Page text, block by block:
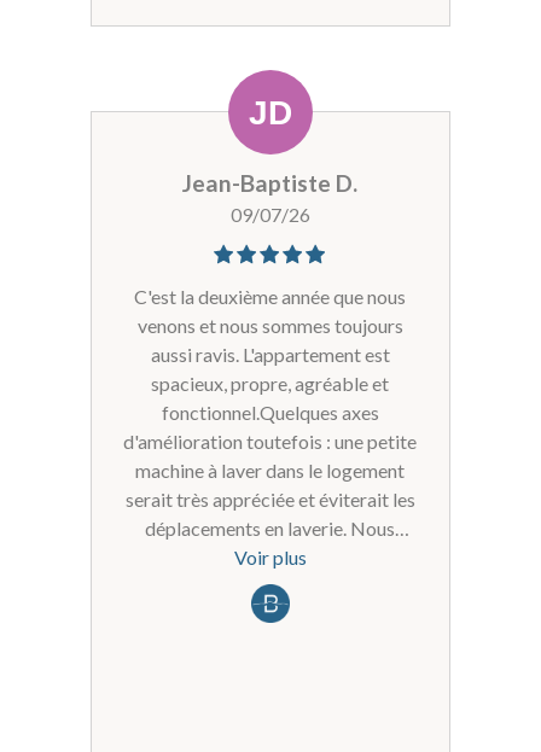
Jean-Baptiste D.
09/07/26
C'est la deuxième année que nous
venons et nous sommes toujours
aussi ravis. L'appartement est
spacieux, propre, agréable et
fonctionnel.Quelques axes
d'amélioration toutefois : une petite
machine à laver dans le logement
serait très appréciée et éviterait les
déplacements en laverie. Nous
aurions également apprécié un geste
commercial suite à l'indisponibilité
temporaire du parking (car nous
Voir plus